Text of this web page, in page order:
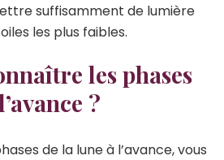
suffisamment de lumière
les plus faibles.
les phases
?
de la lune à l’avance, vous